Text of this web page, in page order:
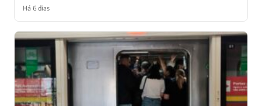
Há 6 dias